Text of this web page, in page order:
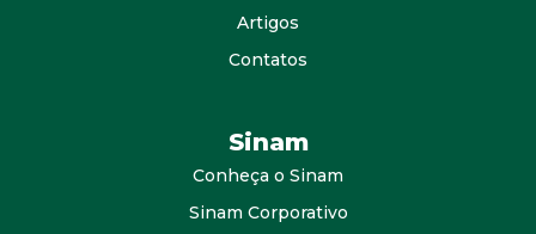
Artigos
Contatos
Sinam
Conheça o Sinam
Sinam Corporativo